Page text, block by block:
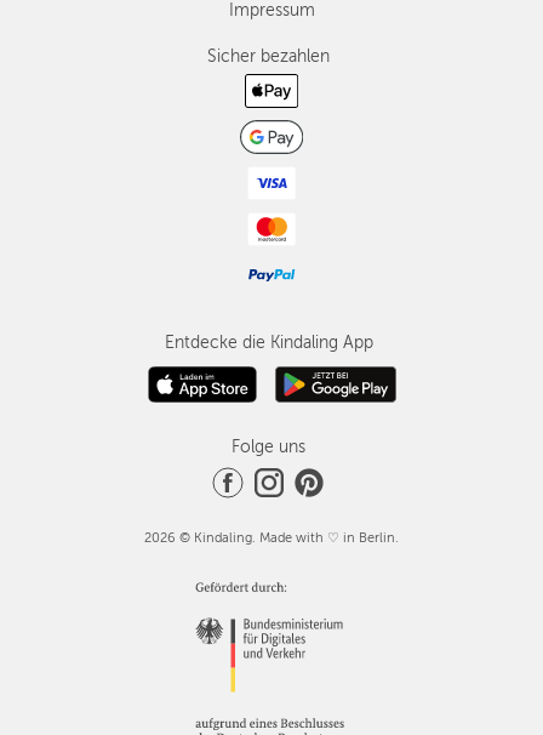
Impressum
Sicher bezahlen
Entdecke die Kindaling App
Folge uns
2026 © Kindaling. Made with ♡ in Berlin.